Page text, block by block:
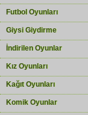
Futbol Oyunları
Giysi Giydirme
İndirilen Oyunlar
Kız Oyunları
Kağıt Oyunları
Komik Oyunlar